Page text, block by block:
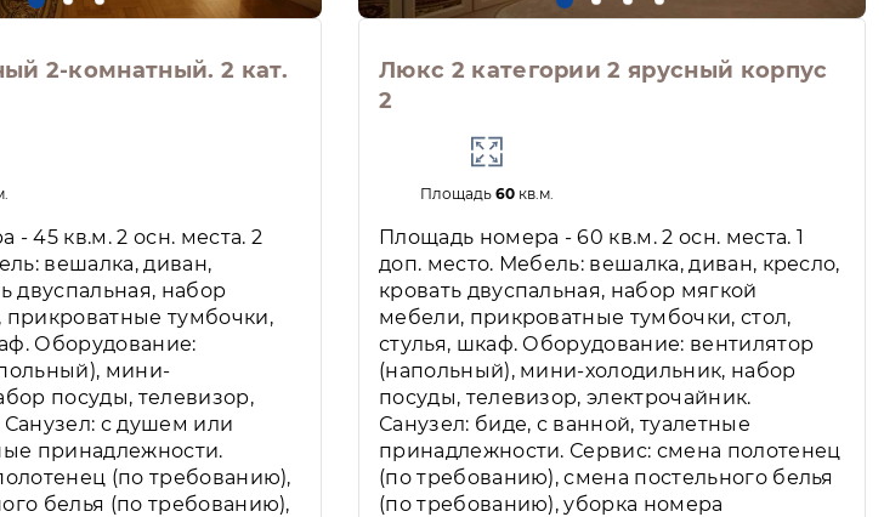
2-комнатный. 2 кат.
- 45 кв.м. 2 осн. места. 2
вешалка, диван,
двуспальная, набор
тумбочки,
Оборудование:
мини-
посуды, телевизор,
Санузел: с душем или
принадлежности.
(по требованию),
белья (по требованию),
Люкс 2 категории 2 ярусный корпус
2
Площадь 60кв.м.
Площадь номера - 60 кв.м. 2 осн. места. 1
доп. место. Мебель: вешалка, диван, кресло,
кровать двуспальная, набор мягкой
мебели, прикроватные тумбочки, стол,
стулья, шкаф. Оборудование: вентилятор
(напольный), мини-холодильник, набор
посуды, телевизор, электрочайник.
Санузел: биде, с ванной, туалетные
принадлежности. Сервис: смена полотенец
(по требованию), смена постельного белья
(по требованию), уборка номера